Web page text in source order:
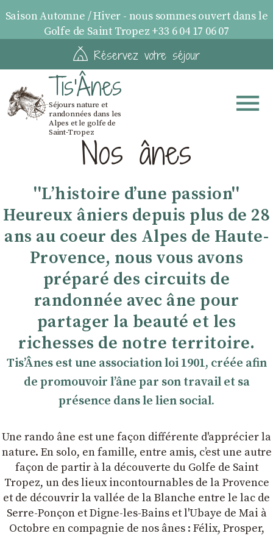
Saison Automne / Hiver - nous sommes ouvert dans le
Golfe de Saint Tropez +33 6 04 17 06 07
Réservez votre séjour
Tis'Ânes
Séjours nature et
randonnées dans les
Alpes et le golfe de
Saint-TropezNos ânes
''Lʼhistoire dʼune passion''
Heureux âniers depuis plus de 28
ans au coeur des Alpes de Haute-
Provence, nous vous avons
préparé des circuits de
randonnée avec âne pour
partager la beauté et les
richesses de notre territoire.
TisʼÂnes est une association loi 1901, créée afin
de promouvoir lʼâne par son travail et sa
présence dans le lien social.
Une rando âne est une façon différente d'apprécier la
nature. En solo, en famille, entre amis, cʼest une autre
façon de partir à la découverte du Golfe de Saint
Tropez, un des lieux incontournables de la Provence
et de découvrir la vallée de la Blanche entre le lac de
Serre-Ponçon et Digne-les-Bains et l'Ubaye de Mai à
Octobre en compagnie de nos ânes : Félix, Prosper,